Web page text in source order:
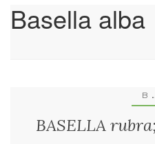
Basella alba
B
BASELLA